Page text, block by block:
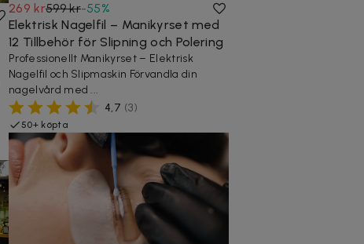
269 kr599 kr-55%
Elektrisk Nagelfil – Manikyrset med
12 Tillbehör för Slipning och Polering
Professionellt Manikyrset – Elektrisk
Nagelfil och Slipmaskin Förvandla din
nagelvård med ...
4,7 (3)
50+ köpta